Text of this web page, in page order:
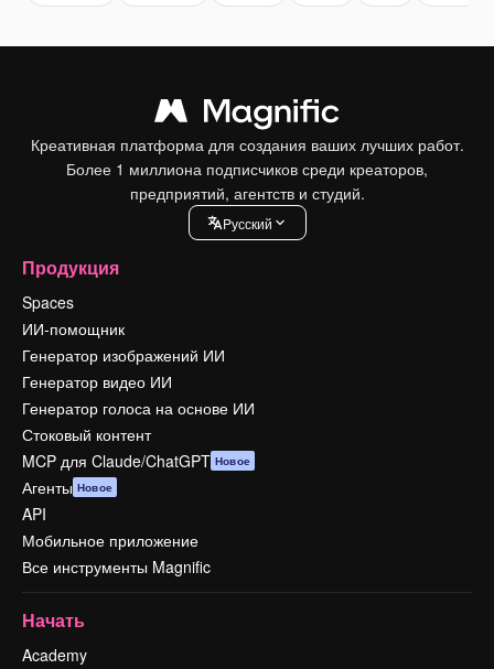
Креативная платформа для создания ваших лучших работ.
Более 1 миллиона подписчиков среди креаторов,
предприятий, агентств и студий.
Pусский
Продукция
Spaces
ИИ-помощник
Генератор изображений ИИ
Генератор видео ИИ
Генератор голоса на основе ИИ
Стоковый контент
MCP для Claude/ChatGPT Новое
Агенты Новое
API
Мобильное приложение
Все инструменты Magnific
Начать
Academy